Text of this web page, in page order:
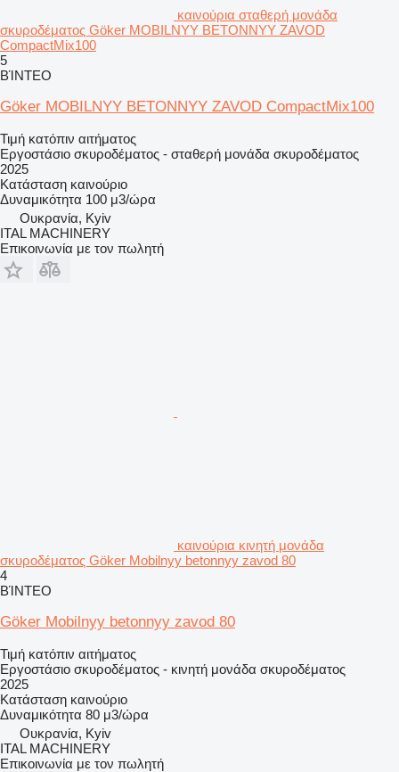
καινούρια σταθερή μονάδα
σκυροδέματος Göker MOBILNYY BETONNYY ZAVOD
CompactMix100
5
ΒΊΝΤΕΟ
Göker MOBILNYY BETONNYY ZAVOD CompactMix100
Τιμή κατόπιν αιτήματος
Εργοστάσιο σκυροδέματος - σταθερή μονάδα σκυροδέματος
2025
Κατάσταση καινούριο
Δυναμικότητα 100 μ3/ώρα
Ουκρανία, Kyiv
ITAL MACHINERY
Επικοινωνία με τον πωλητή
καινούρια κινητή μονάδα
σκυροδέματος Göker Mobilnyy betonnyy zavod 80
4
ΒΊΝΤΕΟ
Göker Mobilnyy betonnyy zavod 80
Τιμή κατόπιν αιτήματος
Εργοστάσιο σκυροδέματος - κινητή μονάδα σκυροδέματος
2025
Κατάσταση καινούριο
Δυναμικότητα 80 μ3/ώρα
Ουκρανία, Kyiv
ITAL MACHINERY
Επικοινωνία με τον πωλητή